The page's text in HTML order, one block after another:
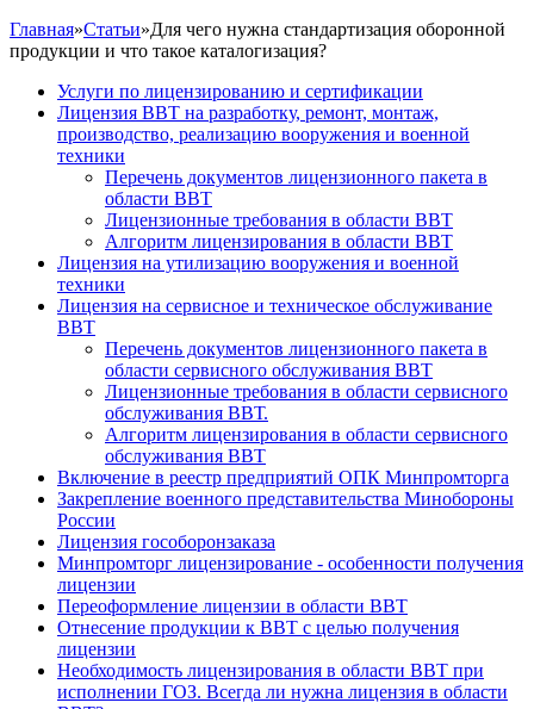
Главная»Статьи»Для чего нужна стандартизация оборонной
продукции и что такое каталогизация?
Услуги по лицензированию и сертификации
Лицензия ВВТ на разработку, ремонт, монтаж,
производство, реализацию вооружения и военной
техники
Перечень документов лицензионного пакета в
области ВВТ
Лицензионные требования в области ВВТ
Алгоритм лицензирования в области ВВТ
Лицензия на утилизацию вооружения и военной
техники
Лицензия на сервисное и техническое обслуживание
ВВТ
Перечень документов лицензионного пакета в
области сервисного обслуживания ВВТ
Лицензионные требования в области сервисного
обслуживания ВВТ.
Алгоритм лицензирования в области сервисного
обслуживания ВВТ
Включение в реестр предприятий ОПК Минпромторга
Закрепление военного представительства Минобороны
России
Лицензия гособоронзаказа
Минпромторг лицензирование - особенности получения
лицензии
Переоформление лицензии в области ВВТ
Отнесение продукции к ВВТ с целью получения
лицензии
Необходимость лицензирования в области ВВТ при
исполнении ГОЗ. Всегда ли нужна лицензия в области